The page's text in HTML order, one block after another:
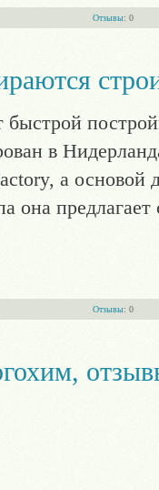
Отзывы: 0
быстрой
в
а основой
она предлагает
Отзывы: 0